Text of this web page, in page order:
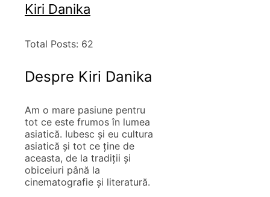
Kiri Danika
Total Posts: 62
Despre Kiri Danika
Am o mare pasiune pentru
tot ce este frumos în lumea
asiatică. Iubesc și eu cultura
asiatică și tot ce ține de
aceasta, de la tradiții și
obiceiuri până la
cinematografie și literatură.